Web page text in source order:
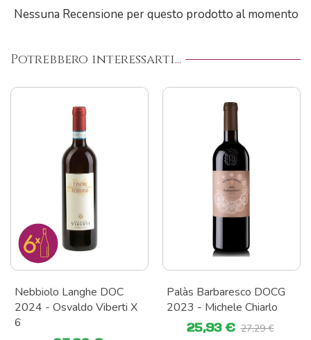
Nessuna Recensione per questo prodotto al momento
Potrebbero interessarti...
Nebbiolo Langhe DOC
2024 - Osvaldo Viberti X
6
Palàs Barbaresco DOCG
2023 - Michele Chiarlo
25,93 € 27,29 €